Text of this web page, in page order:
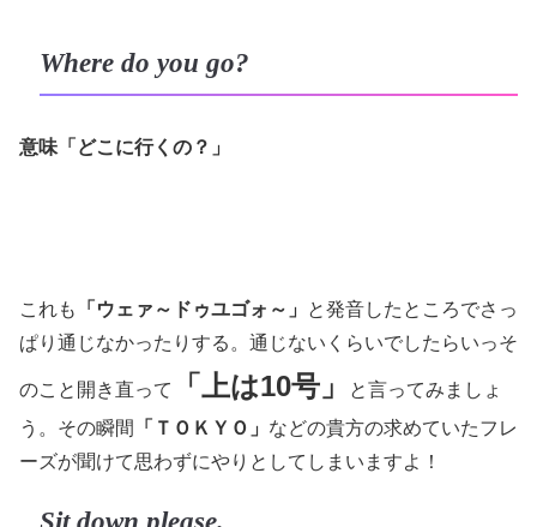
Where do you go?
意味「どこに行くの？」
これも 「ウェァ～ドゥユゴォ～」
と発音したところでさっ
ぱり通じなかったりする。通じないくらいでしたらいっそ
のこと開き直って 「上は10号」
と言ってみましょ
う。その瞬間
「ＴＯＫＹＯ」 などの貴方の求めていたフレ
ーズが聞けて思わずにやりとしてしまいますよ！